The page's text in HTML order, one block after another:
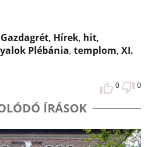
Gazdagrét, Hírek, hit,
Plébánia,templom,XI.
0 0
ÍRÁSOK